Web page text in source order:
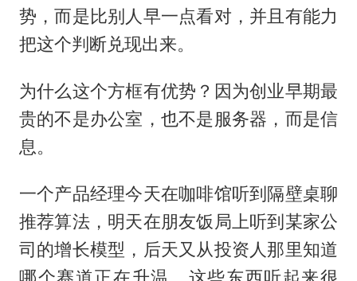
势，而是比别人早一点看对，并且有能力
把这个判断兑现出来。
为什么这个方框有优势？因为创业早期最
贵的不是办公室，也不是服务器，而是信
息。
一个产品经理今天在咖啡馆听到隔壁桌聊
推荐算法，明天在朋友饭局上听到某家公
司的增长模型，后天又从投资人那里知道